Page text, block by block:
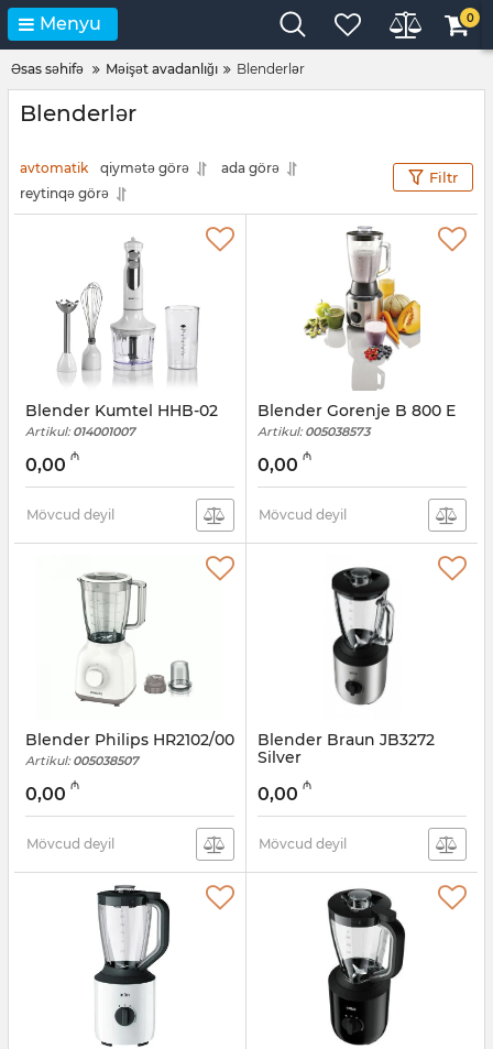
Menyu 0
Əsas səhifə Məişət avadanlığı Blenderlər
Blenderlər
avtomatik qiymətə görə
ada görə
reytinqə görə
Filtr
Blender Kumtel HHB-02
Artikul: 014001007
0,00 ₼
Mövcud deyil
Blender Gorenje B 800 E
Artikul: 005038573
0,00 ₼
Mövcud deyil
Blender Philips HR2102/00
Artikul: 005038507
0,00 ₼
Mövcud deyil
Blender Braun JB3272
Silver
005038506
0,00 ₼
Mövcud deyil